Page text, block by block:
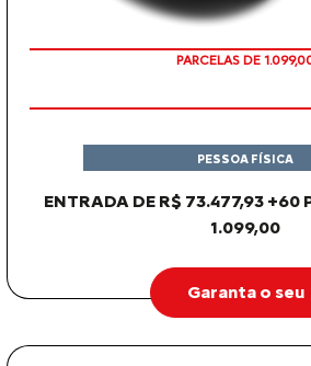
PARCELAS DE
ENTRADA DE R$ 73.477,93 +60
1.099,00
PESSOA FÍSICA
Garanta o seu